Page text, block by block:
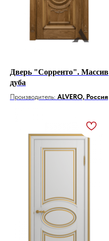
Дверь "Сорренто". Массив
дуба
Производитель: ALVERO, Россия